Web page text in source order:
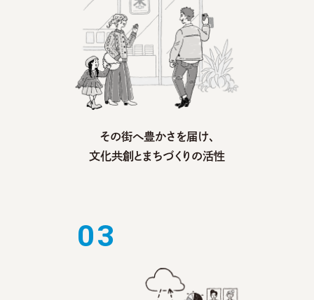
その街へ豊かさを届け、
文化共創とまちづくりの活性